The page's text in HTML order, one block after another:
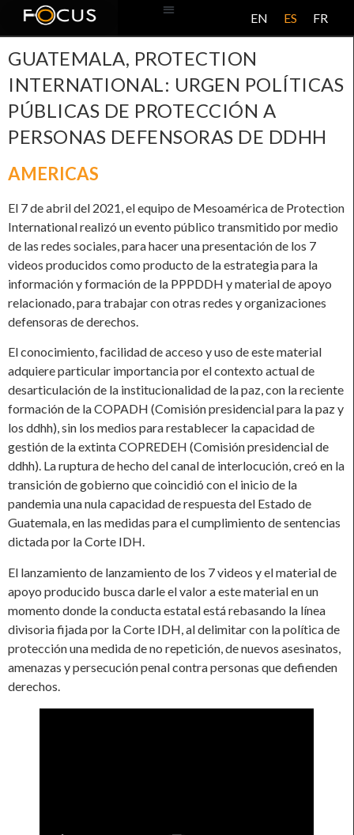
EN ES FR
GUATEMALA, PROTECTION
INTERNATIONAL: URGEN POLÍTICAS
PÚBLICAS DE PROTECCIÓN A
PERSONAS DEFENSORAS DE DDHH
AMERICAS
El 7 de abril del 2021, el equipo de Mesoamérica de Protection
International realizó un evento público transmitido por medio
de las redes sociales, para hacer una presentación de los 7
videos producidos como producto de la estrategia para la
información y formación de la PPPDDH y material de apoyo
relacionado, para trabajar con otras redes y organizaciones
defensoras de derechos.
El conocimiento, facilidad de acceso y uso de este material
adquiere particular importancia por el contexto actual de
desarticulación de la institucionalidad de la paz, con la reciente
formación de la COPADH (Comisión presidencial para la paz y
los ddhh), sin los medios para restablecer la capacidad de
gestión de la extinta COPREDEH (Comisión presidencial de
ddhh). La ruptura de hecho del canal de interlocución, creó en la
transición de gobierno que coincidió con el inicio de la
pandemia una nula capacidad de respuesta del Estado de
Guatemala, en las medidas para el cumplimiento de sentencias
dictada por la Corte IDH.
El lanzamiento de lanzamiento de los 7 videos y el material de
apoyo producido busca darle el valor a este material en un
momento donde la conducta estatal está rebasando la línea
divisoria fijada por la Corte IDH, al delimitar con la política de
protección una medida de no repetición, de nuevos asesinatos,
amenazas y persecución penal contra personas que defienden
derechos.